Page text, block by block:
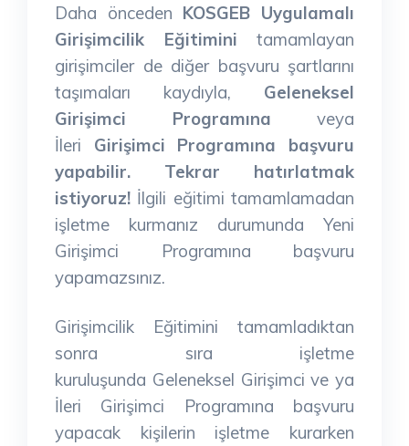
Daha önceden KOSGEB Uygulamalı
Girişimcilik Eğitimini tamamlayan
girişimciler de diğer başvuru şartlarını
taşımaları kaydıyla, Geleneksel
Girişimci Programına veya
İleri Girişimci Programına başvuru
yapabilir. Tekrar hatırlatmak
istiyoruz! İlgili eğitimi tamamlamadan
işletme kurmanız durumunda Yeni
Girişimci Programına başvuru
yapamazsınız.
Girişimcilik Eğitimini tamamladıktan
sonra sıra işletme
kuruluşunda Geleneksel Girişimci ve ya
İleri Girişimci Programına başvuru
yapacak kişilerin işletme kurarken